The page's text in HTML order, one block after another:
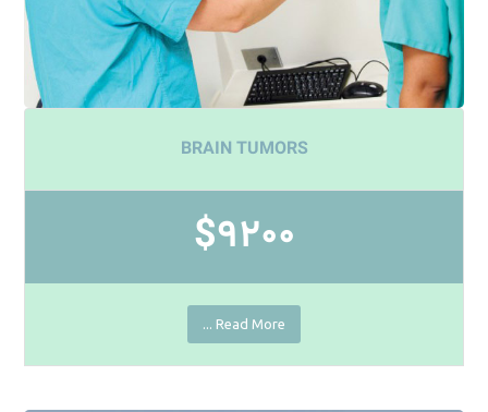
BRAIN TUMORS
$9200
Read More ...